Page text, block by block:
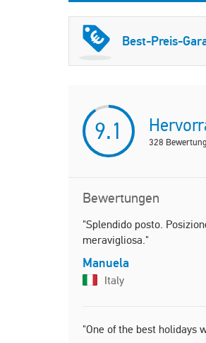
Best-Preis-
9.1 328
Bewertungen
"Splendido posto.
meravigliosa."
Manuela
Italy
"One of the best holidays